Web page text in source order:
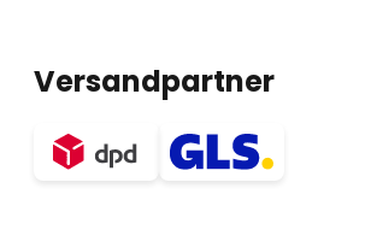
Versandpartner